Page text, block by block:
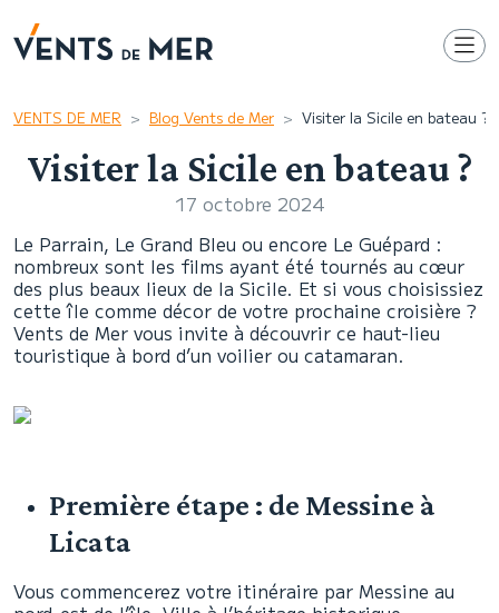
VENTS DE MER Blog Vents de Mer Visiter la Sicile en bateau ?
Visiter la Sicile en bateau ?
17 octobre 2024
Le Parrain, Le Grand Bleu ou encore Le Guépard :
nombreux sont les films ayant été tournés au cœur
des plus beaux lieux de la Sicile. Et si vous choisissiez
cette île comme décor de votre prochaine croisière ?
Vents de Mer vous invite à découvrir ce haut-lieu
touristique à bord d’un voilier ou catamaran.
Première étape : de Messine à
Licata
Vous commencerez votre itinéraire par Messine au